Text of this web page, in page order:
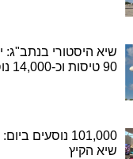
שיא היסטורי בנתב"ג:
90 טיסות וכ-14,000 נוסעים ביום אחד
101,000
שיא הקיץ